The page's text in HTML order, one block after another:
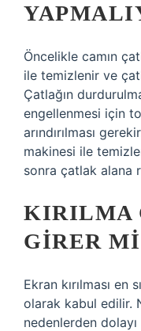
Öncelikle camın
ile temizlenir ve
Çatlağın
engellenmesi için
arındırılması
makinesi ile
sonra çatlak alana
KIRILMA
GIRER
Ekran kırılması en
olarak kabul edilir.
nedenlerden